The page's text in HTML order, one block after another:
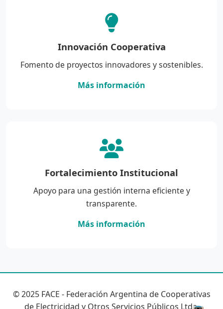
Innovación Cooperativa
Fomento de proyectos innovadores y sostenibles.
Más información
Fortalecimiento Institucional
Apoyo para una gestión interna eficiente y
transparente.
Más información
© 2025 FACE - Federación Argentina de Cooperativas
de Electricidad y Otros Servicios Públicos Ltda.